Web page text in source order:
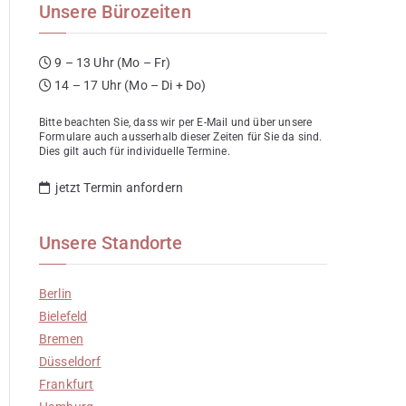
Unsere Bürozeiten
9 – 13 Uhr (Mo – Fr)
14 – 17 Uhr (Mo – Di + Do)
Bitte beachten Sie, dass wir per E-Mail und über unsere
Formulare auch ausserhalb dieser Zeiten für Sie da sind.
Dies gilt auch für individuelle Termine.
jetzt Termin anfordern
Unsere Standorte
Berlin
Bielefeld
Bremen
Düsseldorf
Frankfurt